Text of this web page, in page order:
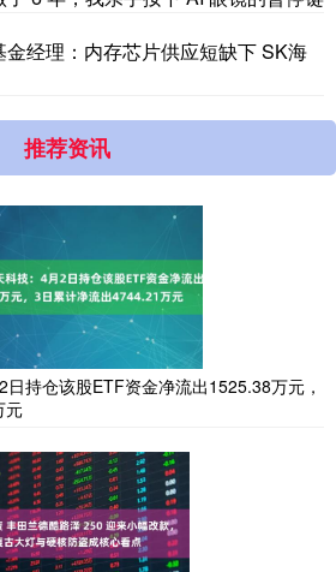
经理：内存芯片供应短缺下 SK海
推荐资讯
持仓该股ETF资金净流出1525.38万元，
元